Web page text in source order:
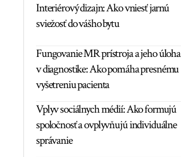
Interiérový dizajn: Ako vniesť jarnú
sviežosť do vášho bytu
Fungovanie MR prístroja a jeho úloha
v diagnostike: Ako pomáha presnému
vyšetreniu pacienta
Vplyv sociálnych médií: Ako formujú
spoločnosť a ovplyvňujú individuálne
správanie